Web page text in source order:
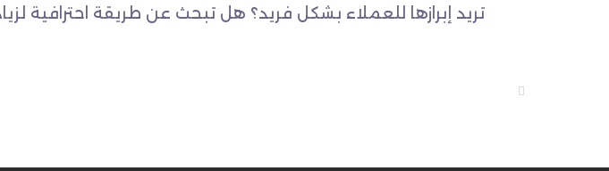
تريد إبرازها للعملاء بشكل فريد؟ هل تبحث عن طريقة احترافية